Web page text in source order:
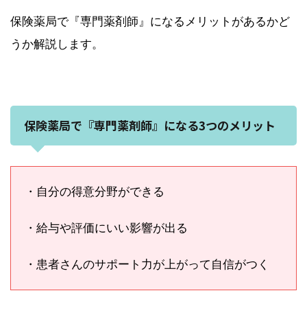
保険薬局で『専門薬剤師』になるメリットがあるかど
うか解説します。
保険薬局で『専門薬剤師』になる3つのメリット
・自分の得意分野ができる
・給与や評価にいい影響が出る
・患者さんのサポート力が上がって自信がつく